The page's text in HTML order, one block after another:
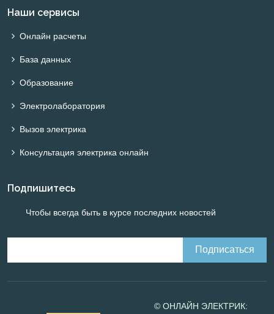
Наши сервисы
Онлайн расчеты
База данных
Образование
Электролаборатория
Вызов электрика
Консультация электрика онлайн
Подпишитесь
Чтобы всегда быть в курсе последних новостей
© ОНЛАЙН ЭЛЕКТРИК: